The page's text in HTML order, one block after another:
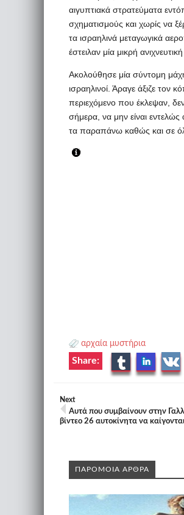
αιγυπτιακά στρατεύματα
σχηματισμούς και χωρίς να
τα ισραηλινά μεταγωγικά
έστειλαν μία μικρή
Ακολούθησε μία σύντομη
ισραηλινοί. Άραγε άξιζε τον
περιεχόμενο που έκλεψαν,
σήμερα, να μην είναι
τα παραπάνω καθώς και σε
αρχαία μυστήρια
Share:
Next
Αυτά που συμβαίνουν στην
βίντεο 26 αυτοκίνητα να
ΠΑΡΟΜΟΙΑ ΑΡΘΡΑ